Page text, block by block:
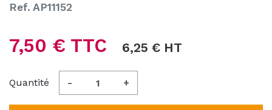
Ref. AP11152
7,50 € TTC 6,25 € HT
Quantité - +